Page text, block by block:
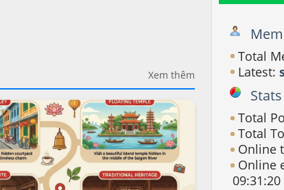
Total
Latest:
Stats
Total
Total
Online
Online
09:31:20
Xem thêm